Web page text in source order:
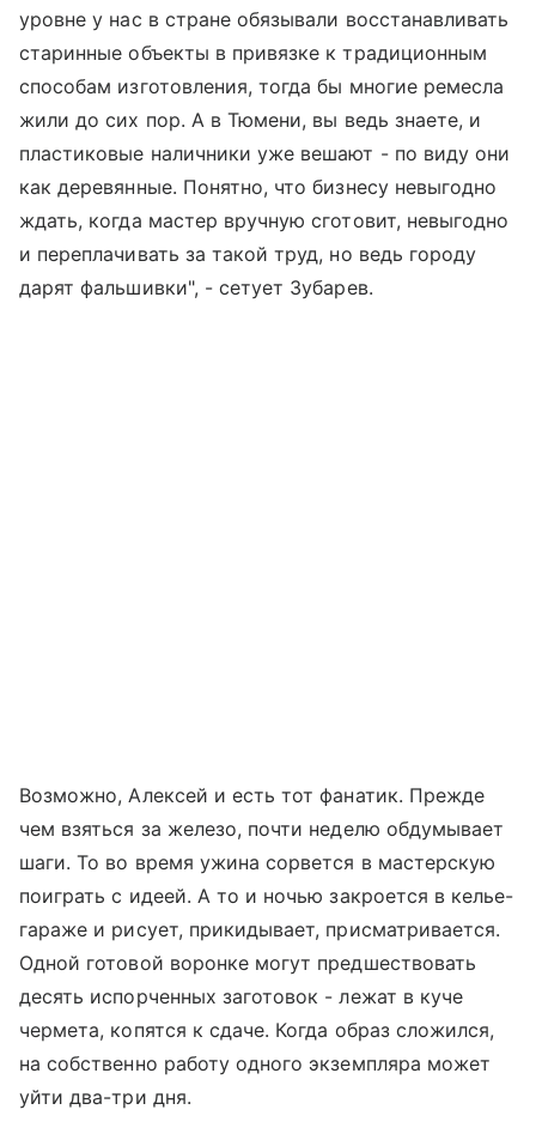
уровне у нас в стране обязывали восстанавливать
старинные объекты в привязке к традиционным
способам изготовления, тогда бы многие ремесла
жили до сих пор. А в Тюмени, вы ведь знаете, и
пластиковые наличники уже вешают - по виду они
как деревянные. Понятно, что бизнесу невыгодно
ждать, когда мастер вручную сготовит, невыгодно
и переплачивать за такой труд, но ведь городу
дарят фальшивки", - сетует Зубарев.
Возможно, Алексей и есть тот фанатик. Прежде
чем взяться за железо, почти неделю обдумывает
шаги. То во время ужина сорвется в мастерскую
поиграть с идеей. А то и ночью закроется в келье-
гараже и рисует, прикидывает, присматривается.
Одной готовой воронке могут предшествовать
десять испорченных заготовок - лежат в куче
чермета, копятся к сдаче. Когда образ сложился,
на собственно работу одного экземпляра может
уйти два-три дня.